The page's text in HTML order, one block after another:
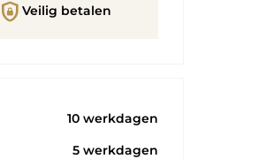
shield_lock Veilig betalen
10 werkdagen
5 werkdagen